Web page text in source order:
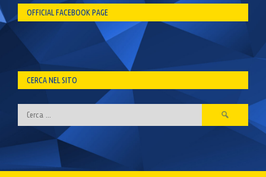
OFFICIAL FACEBOOK PAGE
CERCA NEL SITO
Ricerca
per: